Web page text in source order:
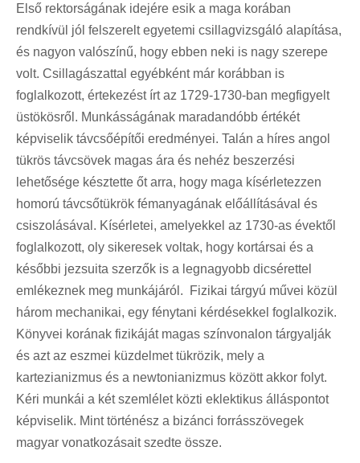
Első rektorságának idejére esik a maga korában
rendkívül jól felszerelt egyetemi csillagvizsgáló alapítása,
és nagyon valószínű, hogy ebben neki is nagy szerepe
volt. Csillagászattal egyébként már korábban is
foglalkozott, értekezést írt az 1729-1730-ban megfigyelt
üstökösről. Munkásságának maradandóbb értékét
képviselik távcsőépítői eredményei. Talán a híres angol
tükrös távcsövek magas ára és nehéz beszerzési
lehetősége késztette őt arra, hogy maga kísérletezzen
homorú távcsőtükrök fémanyagának előállításával és
csiszolásával. Kísérletei, amelyekkel az 1730-as évektől
foglalkozott, oly sikeresek voltak, hogy kortársai és a
későbbi jezsuita szerzők is a legnagyobb dicsérettel
emlékeznek meg munkájáról. Fizikai tárgyú művei közül
három mechanikai, egy fénytani kérdésekkel foglalkozik.
Könyvei korának fizikáját magas színvonalon tárgyalják
és azt az eszmei küzdelmet tükrözik, mely a
kartezianizmus és a newtonianizmus között akkor folyt.
Kéri munkái a két szemlélet közti eklektikus álláspontot
képviselik. Mint történész a bizánci forrásszövegek
magyar vonatkozásait szedte össze.